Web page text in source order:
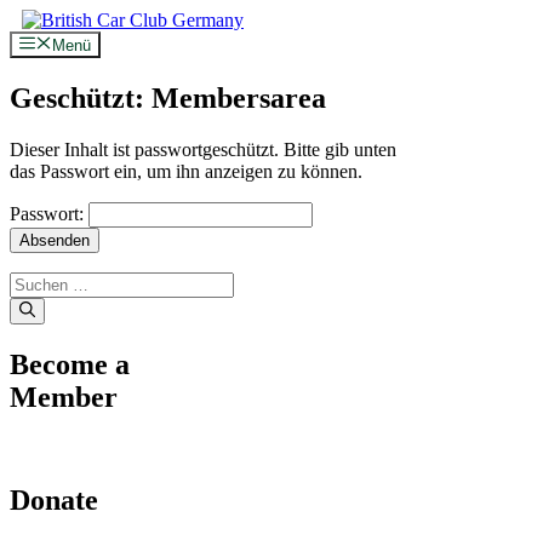
Zum
Inhalt
springen
Menü
Geschützt: Membersarea
Dieser Inhalt ist passwortgeschützt. Bitte gib unten
das Passwort ein, um ihn anzeigen zu können.
Passwort:
Suche
nach:
Become a
Member
Donate